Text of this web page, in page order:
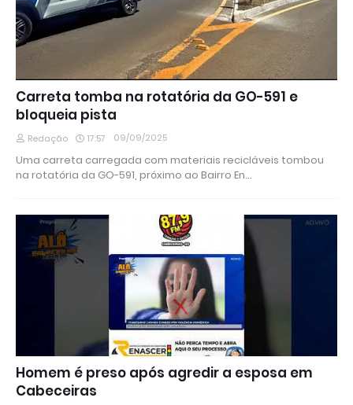
Carreta tomba na rotatória da GO-591 e
bloqueia pista
Redação 17:57 09/09/2025
Uma carreta carregada com materiais recicláveis tombou
na rotatória da GO-591, próximo ao Bairro En…
Homem é preso após agredir a esposa em
Cabeceiras